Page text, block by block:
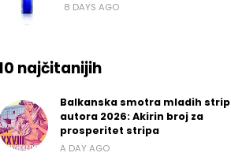
8 DAYS AGO
najčitanijih
Balkanska smotra mladih strip
autora 2026: Akirin broj za
prosperitet stripa
A DAY AGO